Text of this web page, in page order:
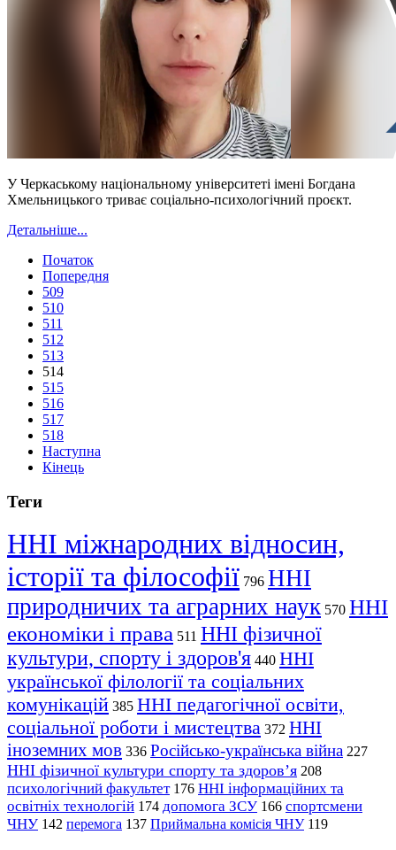
У Черкаському національному університеті імені Богдана
Хмельницького триває соціально-психологічний проєкт.
Детальніше...
Початок
Попередня
509
510
511
512
513
514
515
516
517
518
Наступна
Кінець
Теги
ННІ міжнародних відносин,
історії та філософії 796 ННІ
природничих та аграрних наук 570 ННІ
економіки і права 511 ННІ фізичної
культури, спорту і здоров'я 440 ННІ
української філології та соціальних
комунікацій 385 ННІ педагогічної освіти,
соціальної роботи і мистецтва 372 ННІ
іноземних мов 336 Російсько-українська війна 227
ННІ фізичної культури спорту та здоров’я 208
психологічний факультет 176 ННІ інформаційних та
освітніх технологій 174 допомога ЗСУ 166 спортсмени
ЧНУ 142 перемога 137 Приймальна комісія ЧНУ 119